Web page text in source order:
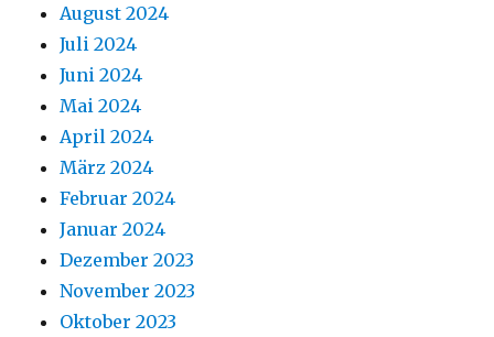
August 2024
Juli 2024
Juni 2024
Mai 2024
April 2024
März 2024
Februar 2024
Januar 2024
Dezember 2023
November 2023
Oktober 2023